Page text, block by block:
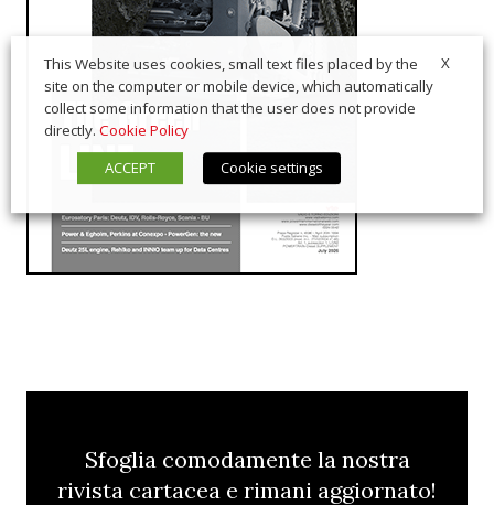
Sfoglia comodamente la nostra
rivista cartacea e rimani aggiornato!
X
This Website uses cookies, small text files placed by the
site on the computer or mobile device, which automatically
collect some information that the user does not provide
directly. Cookie Policy
ACCEPT
Cookie settings